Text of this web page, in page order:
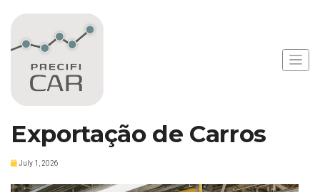
Argentina Elimina
Imposto sobre
Exportação de Carros
July 1, 2026